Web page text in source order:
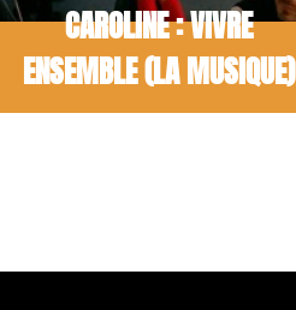
CAROLINE : VIVRE
ENSEMBLE (LA MUSIQUE)